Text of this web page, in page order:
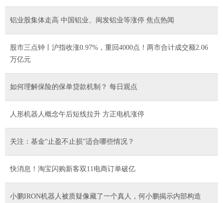
铝业股集体走高 中国铝业、闽发铝业等涨停 焦点热闻
股市三点钟丨沪指收涨0.97%，重回4000点！两市合计成交额2.06
万亿元
如何理解保险的保单贷款机制？ 每日观点
人形机器人概念午后短线拉升 方正电机涨停
关注：基金“止盈不止损”适合哪些情况？
快消息！淘宝闪购新客双11电商订单破亿
小鹏IRON机器人被质疑像藏了一个真人，何小鹏揭示内部构造